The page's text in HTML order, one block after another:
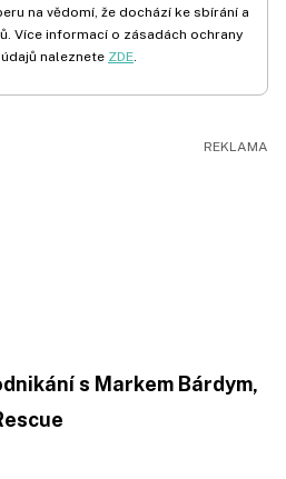
na vědomí, že dochází ke sbírání a
Více informací o zásadách ochrany
naleznete ZDE.
s Markem Bárdym,